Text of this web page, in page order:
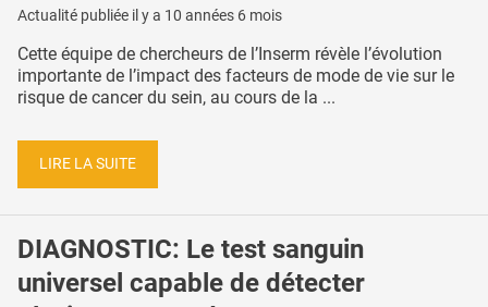
Actualité publiée il y a 10 années 6 mois
Cette équipe de chercheurs de l’Inserm révèle l’évolution
importante de l’impact des facteurs de mode de vie sur le
risque de cancer du sein, au cours de la ...
LIRE LA SUITE
DIAGNOSTIC: Le test sanguin
universel capable de détecter